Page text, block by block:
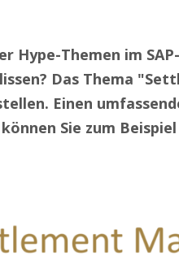
Hype-Themen im
Das Thema
Einen
Sie zum